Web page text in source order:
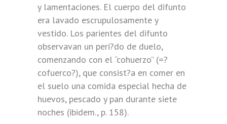
y lamentaciones. El cuerpo del difunto
era lavado escrupulosamente y
vestido. Los parientes del difunto
observavan un peri?do de duelo,
comenzando con el “cohuerzo” (=?
cofuerco?), que consist?a en comer en
el suelo una comida especial hecha de
huevos, pescado y pan durante siete
noches (ibidem., p. 158).